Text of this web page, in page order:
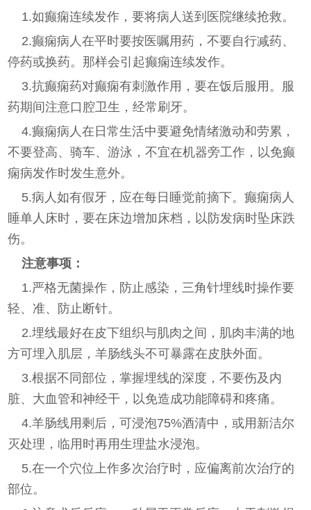
1.如癫痫连续发作，要将病人送到医院继续抢救。
2.癫痫病人在平时要按医嘱用药，不要自行减药、
停药或换药。那样会引起癫痫连续发作。
3.抗癫痫药对癫痫有刺激作用，要在饭后服用。服
药期间注意口腔卫生，经常刷牙。
4.癫痫病人在日常生活中要避免情绪激动和劳累，
不要登高、骑车、游泳，不宜在机器旁工作，以免癫
痫病发作时发生意外。
5.病人如有假牙，应在每日睡觉前摘下。癫痫病人
睡单人床时，要在床边增加床档，以防发病时坠床跌
伤。
注意事项：
1.严格无菌操作，防止感染，三角针埋线时操作要
轻、准、防止断针。
2.埋线最好在皮下组织与肌肉之间，肌肉丰满的地
方可埋入肌层，羊肠线头不可暴露在皮肤外面。
3.根据不同部位，掌握埋线的深度，不要伤及内
脏、大血管和神经干，以免造成功能障碍和疼痛。
4.羊肠线用剩后，可浸泡75%酒清中，或用新洁尔
灭处理，临用时再用生理盐水浸泡。
5.在一个穴位上作多次治疗时，应偏离前次治疗的
部位。